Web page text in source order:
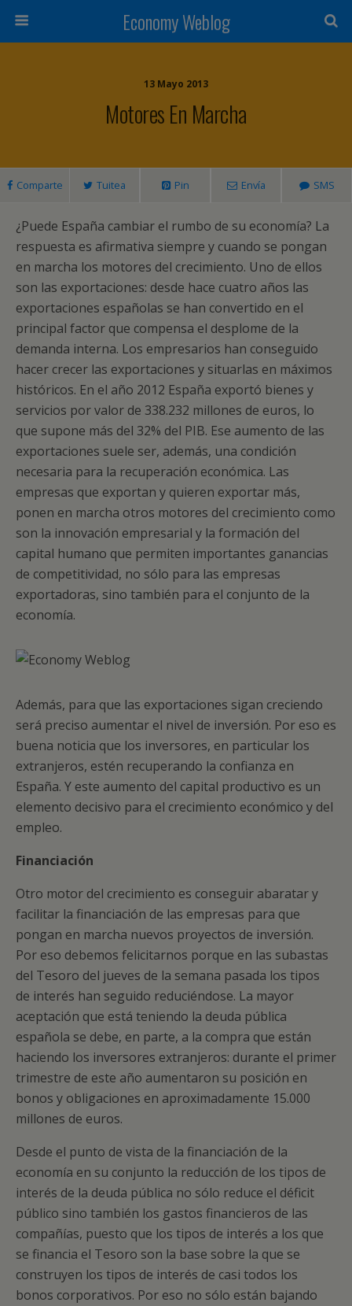
Economy Weblog
13 Mayo 2013
Motores En Marcha
Comparte Tuitea Pin Envía SMS
¿Puede España cambiar el rumbo de su economía? La
respuesta es afirmativa siempre y cuando se pongan
en marcha los motores del crecimiento. Uno de ellos
son las exportaciones: desde hace cuatro años las
exportaciones españolas se han convertido en el
principal factor que compensa el desplome de la
demanda interna. Los empresarios han conseguido
hacer crecer las exportaciones y situarlas en máximos
históricos. En el año 2012 España exportó bienes y
servicios por valor de 338.232 millones de euros, lo
que supone más del 32% del PIB. Ese aumento de las
exportaciones suele ser, además, una condición
necesaria para la recuperación económica. Las
empresas que exportan y quieren exportar más,
ponen en marcha otros motores del crecimiento como
son la innovación empresarial y la formación del
capital humano que permiten importantes ganancias
de competitividad, no sólo para las empresas
exportadoras, sino también para el conjunto de la
economía.
Además, para que las exportaciones sigan creciendo
será preciso aumentar el nivel de inversión. Por eso es
buena noticia que los inversores, en particular los
extranjeros, estén recuperando la confianza en
España. Y este aumento del capital productivo es un
elemento decisivo para el crecimiento económico y del
empleo.
Financiación
Otro motor del crecimiento es conseguir abaratar y
facilitar la financiación de las empresas para que
pongan en marcha nuevos proyectos de inversión.
Por eso debemos felicitarnos porque en las subastas
del Tesoro del jueves de la semana pasada los tipos
de interés han seguido reduciéndose. La mayor
aceptación que está teniendo la deuda pública
española se debe, en parte, a la compra que están
haciendo los inversores extranjeros: durante el primer
trimestre de este año aumentaron su posición en
bonos y obligaciones en aproximadamente 15.000
millones de euros.
Desde el punto de vista de la financiación de la
economía en su conjunto la reducción de los tipos de
interés de la deuda pública no sólo reduce el déficit
público sino también los gastos financieros de las
compañías, puesto que los tipos de interés a los que
se financia el Tesoro son la base sobre la que se
construyen los tipos de interés de casi todos los
bonos corporativos. Por eso no sólo están bajando